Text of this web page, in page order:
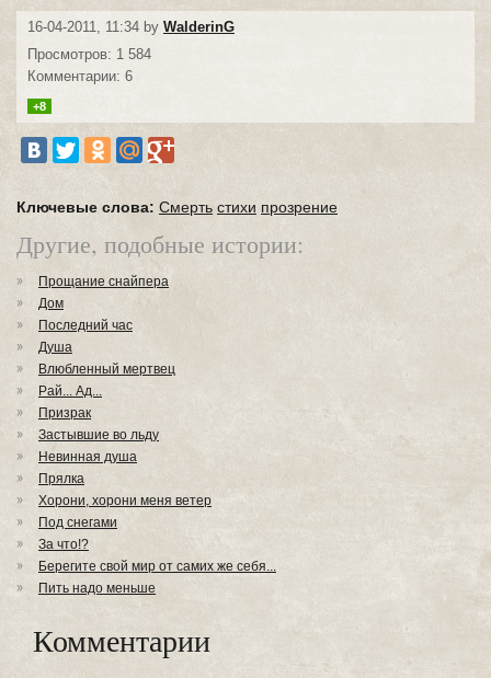
16-04-2011, 11:34 by WalderinG
Просмотров: 1 584
Комментарии: 6
+8
Ключевые слова: Смерть стихи прозрение
Другие, подобные истории:
Прощание снайпера
Дом
Последний час
Душа
Влюбленный мертвец
Рай... Ад...
Призрак
Застывшие во льду
Невинная душа
Прялка
Хорони, хорони меня ветер
Под снегами
За что!?
Берегите свой мир от самих же себя...
Пить надо меньше
Комментарии